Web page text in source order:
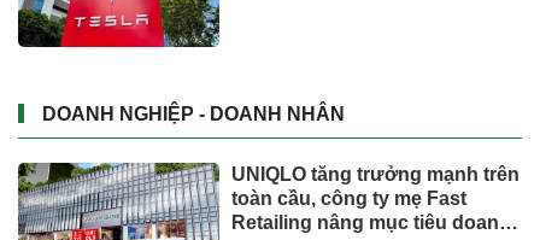
DOANH NGHIỆP - DOANH NHÂN
UNIQLO tăng trưởng mạnh trên
toàn cầu, công ty mẹ Fast
Retailing nâng mục tiêu doanh